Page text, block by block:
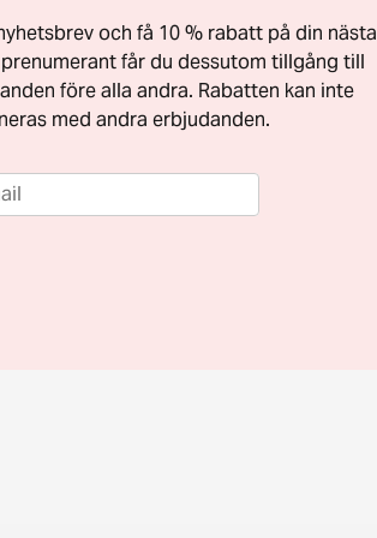
och få 10 % rabatt på din nästa
får du dessutom tillgång till
före alla andra. Rabatten kan inte
med andra erbjudanden.